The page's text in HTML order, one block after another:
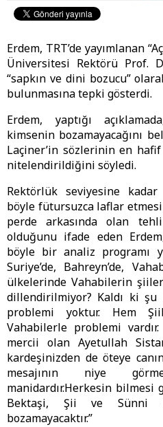
Erdem, TRT’de yayımlanan
Üniversitesi Rektörü Prof.
“sapkın ve dini bozucu”
bulunmasına tepki gösterdi.
Erdem, yaptığı
kimsenin bozamayacağını
Laçiner’in sözlerinin en
nitelendirildiğini söyledi.
Rektörlük seviyesine
böyle fütursuzca laflar
perde arkasında olan
olduğunu ifade eden
böyle bir analiz programı
Suriye’de, Bahreyn’de,
ülkelerinde Vahabilerin
dillendirilmiyor? Kaldı ki
problemi yoktur. Hem
Vahabilerle problemi
mercii olan Ayetullah
kardeşinizden de öteye
mesajının niye
manidardır.Herkesin
Bektaşi, Şii ve Sünni
bozamayacaktır.”